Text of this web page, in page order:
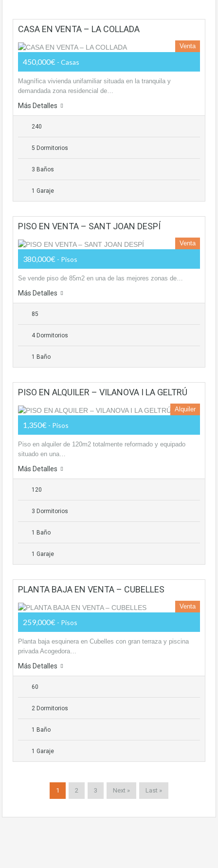
CASA EN VENTA – LA COLLADA
Venta
450,000€ - Casas
Magnífica vivienda unifamiliar situada en la tranquila y
demandada zona residencial de…
Más Detalles
240
5 Dormitorios
3 Baños
1 Garaje
PISO EN VENTA – SANT JOAN DESPÍ
Venta
380,000€ - Pisos
Se vende piso de 85m2 en una de las mejores zonas de…
Más Detalles
85
4 Dormitorios
1 Baño
PISO EN ALQUILER – VILANOVA I LA GELTRÚ
Alquiler
1,350€ - Pisos
Piso en alquiler de 120m2 totalmente reformado y equipado
situado en una…
Más Detalles
120
3 Dormitorios
1 Baño
1 Garaje
PLANTA BAJA EN VENTA – CUBELLES
Venta
259,000€ - Pisos
Planta baja esquinera en Cubelles con gran terraza y piscina
privada Acogedora…
Más Detalles
60
2 Dormitorios
1 Baño
1 Garaje
1 2 3 Next » Last »